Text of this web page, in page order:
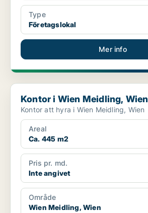
Type
Företagslokal
Mer info
Kontor i Wien Meidling, Wien
Kontor i Wien Meidling, Wien
Kontor att hyra i Wien Meidling, Wien
Areal
Ca. 445 m2
Pris pr. md.
Inte angivet
Område
Wien Meidling, Wien